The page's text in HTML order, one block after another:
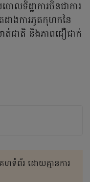
ទិដ្ឋាការចិនជាការ
ដាងការភូតកុហកនៃ
ត់ជាតិ និងភាពជឿជាក់
ហទំព័រ ដោយគ្មានការ